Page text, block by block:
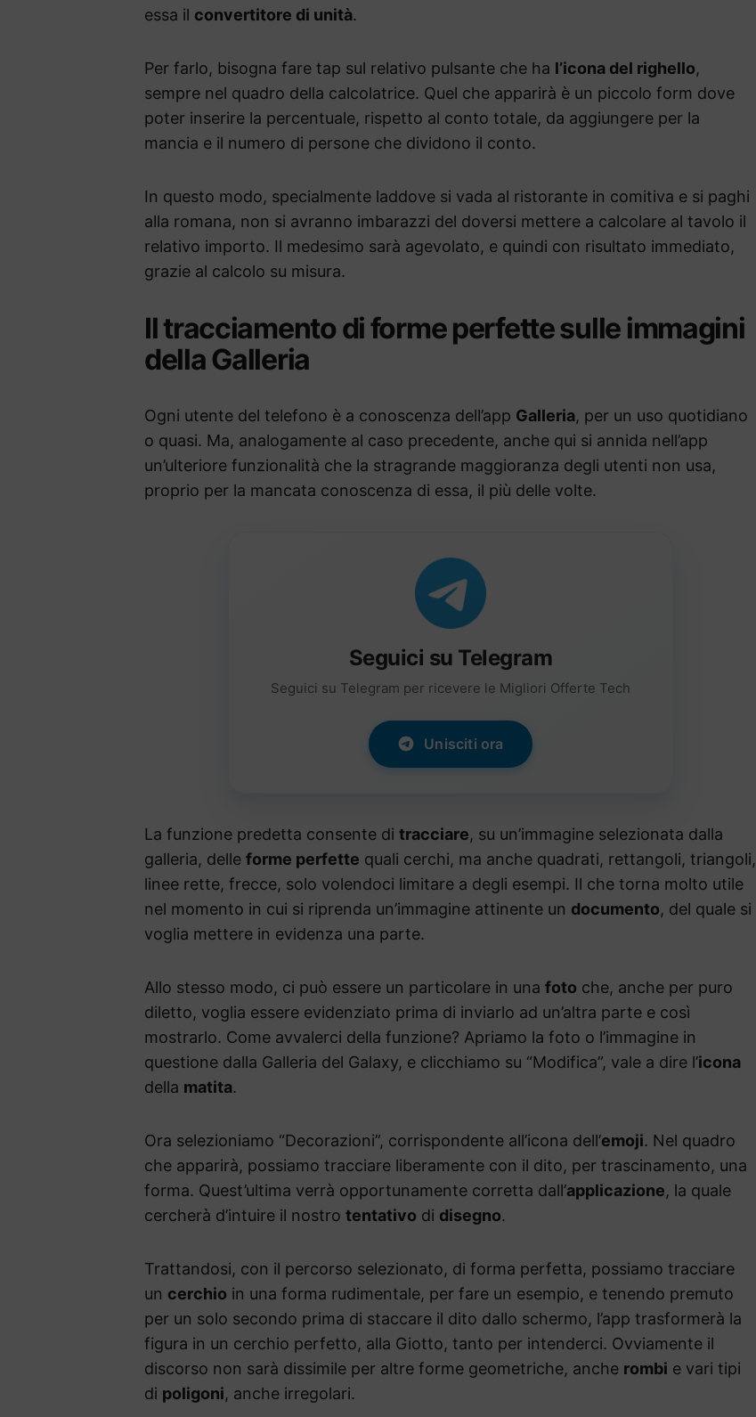
essa il convertitore di unità.
Per farlo, bisogna fare tap sul relativo pulsante che ha l’icona del righello,
sempre nel quadro della calcolatrice. Quel che apparirà è un piccolo form dove
poter inserire la percentuale, rispetto al conto totale, da aggiungere per la
mancia e il numero di persone che dividono il conto.
In questo modo, specialmente laddove si vada al ristorante in comitiva e si paghi
alla romana, non si avranno imbarazzi del doversi mettere a calcolare al tavolo il
relativo importo. Il medesimo sarà agevolato, e quindi con risultato immediato,
grazie al calcolo su misura.
Il tracciamento di forme perfette sulle immagini
della Galleria
Ogni utente del telefono è a conoscenza dell’app Galleria, per un uso quotidiano
o quasi. Ma, analogamente al caso precedente, anche qui si annida nell’app
un’ulteriore funzionalità che la stragrande maggioranza degli utenti non usa,
proprio per la mancata conoscenza di essa, il più delle volte.
Seguici su Telegram
Seguici su Telegram per ricevere le Migliori Offerte Tech
Unisciti ora
La funzione predetta consente di tracciare, su un’immagine selezionata dalla
galleria, delle forme perfette quali cerchi, ma anche quadrati, rettangoli, triangoli,
linee rette, frecce, solo volendoci limitare a degli esempi. Il che torna molto utile
nel momento in cui si riprenda un’immagine attinente un documento, del quale si
voglia mettere in evidenza una parte.
Allo stesso modo, ci può essere un particolare in una foto che, anche per puro
diletto, voglia essere evidenziato prima di inviarlo ad un’altra parte e così
mostrarlo. Come avvalerci della funzione? Apriamo la foto o l’immagine in
questione dalla Galleria del Galaxy, e clicchiamo su “Modifica”, vale a dire l’icona
della matita.
Ora selezioniamo “Decorazioni”, corrispondente all’icona dell’emoji. Nel quadro
che apparirà, possiamo tracciare liberamente con il dito, per trascinamento, una
forma. Quest’ultima verrà opportunamente corretta dall’applicazione, la quale
cercherà d’intuire il nostro tentativo di disegno.
Trattandosi, con il percorso selezionato, di forma perfetta, possiamo tracciare
un cerchio in una forma rudimentale, per fare un esempio, e tenendo premuto
per un solo secondo prima di staccare il dito dallo schermo, l’app trasformerà la
figura in un cerchio perfetto, alla Giotto, tanto per intenderci. Ovviamente il
discorso non sarà dissimile per altre forme geometriche, anche rombi e vari tipi
di poligoni, anche irregolari.